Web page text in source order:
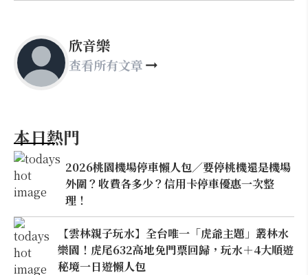
欣音樂
查看所有文章
本日熱門
2026桃園機場停車懶人包／要停桃機還是機場
外圍？收費各多少？信用卡停車優惠一次整
理！
【雲林親子玩水】全台唯一「虎爺主題」叢林水
樂園！虎尾632高地免門票回歸，玩水＋4大順遊
秘境一日遊懶人包